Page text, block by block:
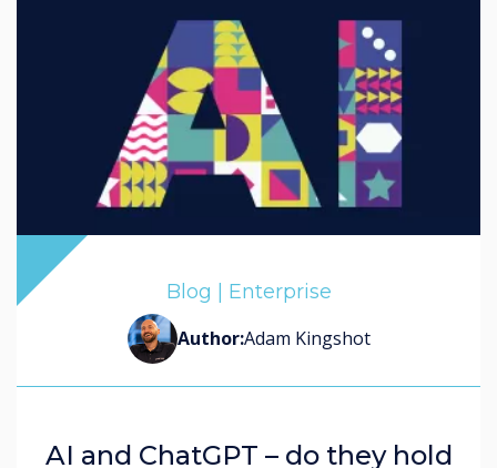
Blog | Enterprise
Author:Adam Kingshot
AI and ChatGPT – do they hold